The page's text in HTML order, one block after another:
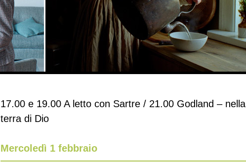
17.00 e 19.00 A letto con Sartre / 21.00 Godland – nella
terra di Dio
Mercoledì 1 febbraio